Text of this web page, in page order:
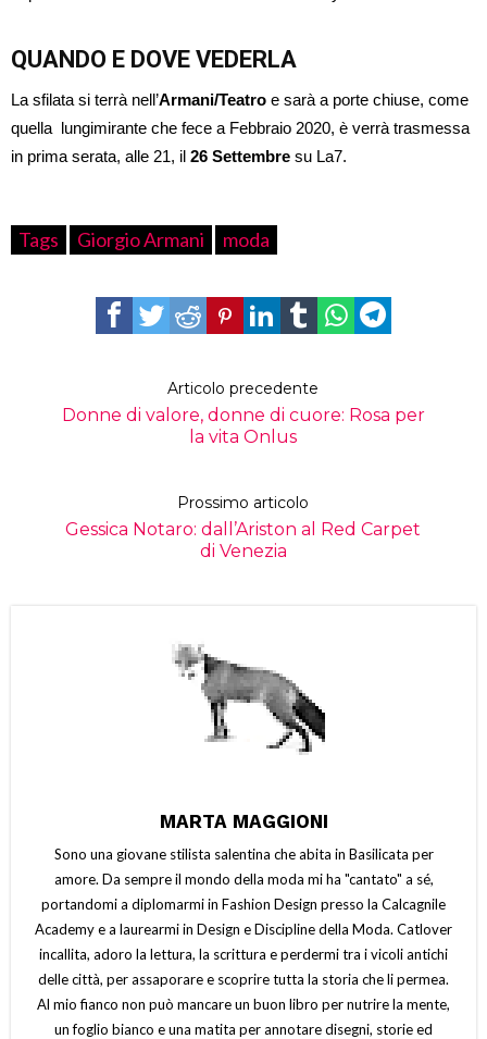
QUANDO E DOVE VEDERLA
La sfilata si terrà nell’Armani/Teatro e sarà a porte chiuse, come
quella lungimirante che fece a Febbraio 2020, è verrà trasmessa
in prima serata, alle 21, il 26 Settembre su La7.
Tags Giorgio Armani moda
Articolo precedente
Donne di valore, donne di cuore: Rosa per
la vita Onlus
Prossimo articolo
Gessica Notaro: dall’Ariston al Red Carpet
di Venezia
MARTA MAGGIONI
Sono una giovane stilista salentina che abita in Basilicata per
amore. Da sempre il mondo della moda mi ha "cantato" a sé,
portandomi a diplomarmi in Fashion Design presso la Calcagnile
Academy e a laurearmi in Design e Discipline della Moda. Catlover
incallita, adoro la lettura, la scrittura e perdermi tra i vicoli antichi
delle città, per assaporare e scoprire tutta la storia che li permea.
Al mio fianco non può mancare un buon libro per nutrire la mente,
un foglio bianco e una matita per annotare disegni, storie ed